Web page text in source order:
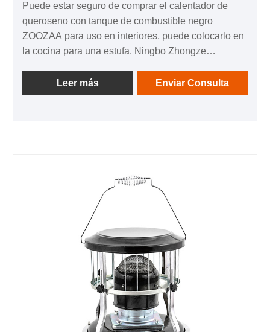
Puede estar seguro de comprar el calentador de
queroseno con tanque de combustible negro
ZOOZAA para uso en interiores, puede colocarlo en
la cocina para una estufa. Ningbo Zhongze
de calentadores de queroseno de OEM/ODM,
dedicado a la producción de productos de
Leer más Enviar Consulta